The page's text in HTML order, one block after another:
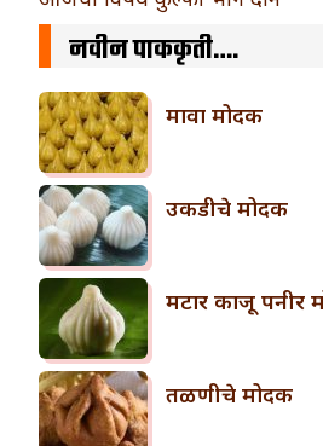
नवीन पाककृती….
मावा मोदक
उकडीचे मोदक
मटार काजू पनीर
तळणीचे मोदक